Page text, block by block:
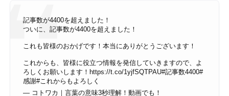
記事数が4400を超えました！
ついに、記事数が4400を超えました！
これも皆様のおかげです！本当にありがとうございます！
これからも、皆様に役立つ情報を発信していきますので、よ
ろしくお願いします！ https://t.co/1yjfSQTPAU#記事数4400#
感謝#これからもよろしく
— コトワカ｜言葉の意味3秒理解！動画でも！